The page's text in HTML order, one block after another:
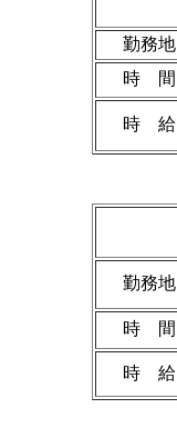
勤務地
時 間
時 給
勤務地
時 間
時 給